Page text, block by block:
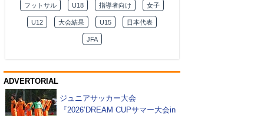
フットサル U18 指導者向け 女子
U12 大会結果 U15 日本代表
JFA
ADVERTORIAL
ジュニアサッカー大会
『2026’DREAM CUPサマー大会in